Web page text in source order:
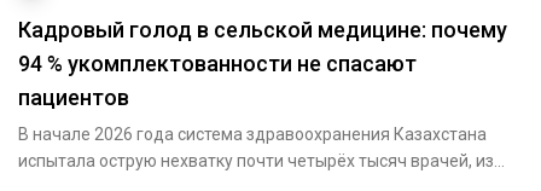
Кадровый голод в сельской медицине: почему
94 % укомплектованности не спасают
пациентов
В начале 2026 года система здравоохранения Казахстана
испытала острую нехватку почти четырёх тысяч врачей, из